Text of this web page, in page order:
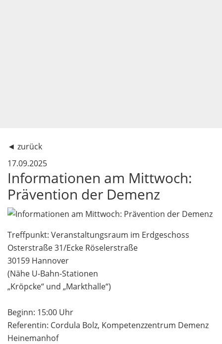
◄ zurück
17.09.2025
Informationen am Mittwoch:
Prävention der Demenz
Treffpunkt: Veranstaltungsraum im Erdgeschoss
Osterstraße 31/Ecke Röselerstraße
30159 Hannover
(Nähe U-Bahn-Stationen
„Kröpcke“ und „Markthalle“)
Beginn: 15:00 Uhr
Referentin: Cordula Bolz, Kompetenzzentrum Demenz
Heinemanhof